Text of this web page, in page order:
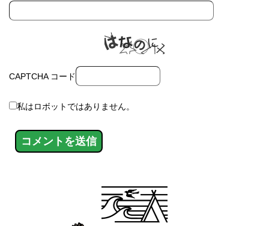
CAPTCHA コード
私はロボットではありません。